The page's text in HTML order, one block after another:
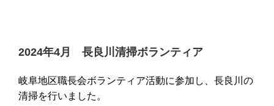
2024年4月 長良川清掃ボランティア
岐阜地区職長会ボランティア活動に参加し、長良川の
清掃を行いました。